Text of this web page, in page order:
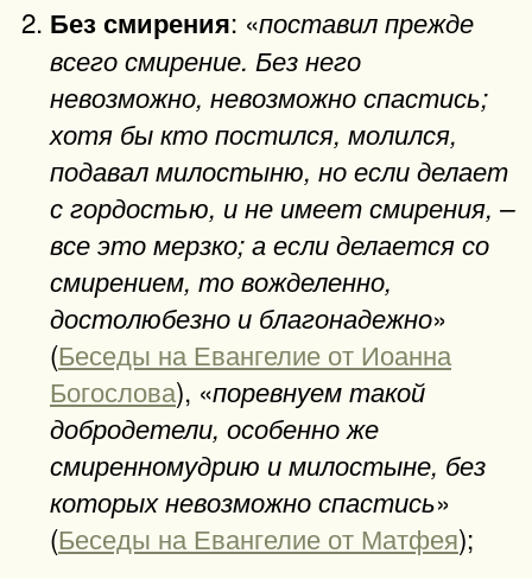
Без смирения: «поставил прежде
всего смирение. Без него
невозможно, невозможно спастись;
хотя бы кто постился, молился,
подавал милостыню, но если делает
с гордостью, и не имеет смирения, –
все это мерзко; а если делается со
смирением, то вожделенно,
достолюбезно и благонадежно»
(Беседы на Евангелие от Иоанна
Богослова), «поревнуем такой
добродетели, особенно же
смиренномудрию и милостыне, без
которых невозможно спастись»
(Беседы на Евангелие от Матфея);